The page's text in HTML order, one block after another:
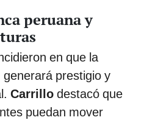
peruana y
en que la
generará prestigio y
Carrillo destacó que
puedan mover